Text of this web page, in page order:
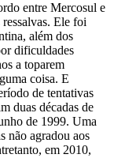
entre Mercosul e
Ele foi
além dos
dificuldades
a toparem
coisa. E
de tentativas
duas décadas de
de 1999. Uma
não agradou aos
em 2010,